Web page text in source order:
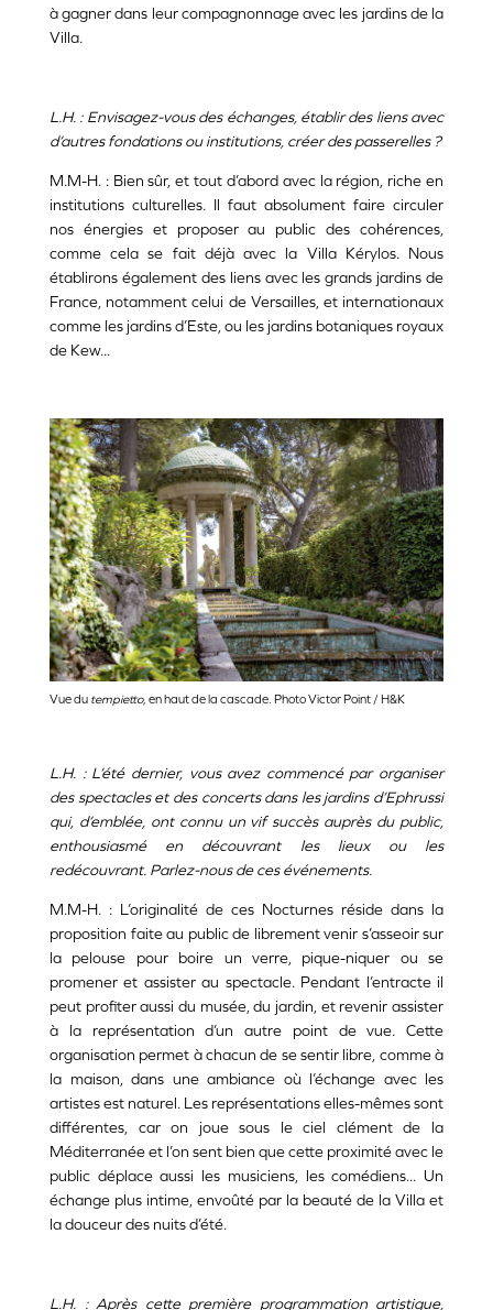
à gagner dans leur compagnonnage avec les jardins de la
Villa.
L.H. : Envisagez-vous des échanges, établir des liens avec
d’autres fondations ou institutions, créer des passerelles ?
M.M-H. : Bien sûr, et tout d’abord avec la région, riche en
institutions culturelles. Il faut absolument faire circuler
nos énergies et proposer au public des cohérences,
comme cela se fait déjà avec la Villa Kérylos. Nous
établirons également des liens avec les grands jardins de
France, notamment celui de Versailles, et internationaux
comme les jardins d’Este, ou les jardins botaniques royaux
de Kew...
Vue du tempietto, en haut de la cascade. Photo Victor Point / H&K
L.H. : L’été dernier, vous avez commencé par organiser
des spectacles et des concerts dans les jardins d’Ephrussi
qui, d’emblée, ont connu un vif succès auprès du public,
enthousiasmé en découvrant les lieux ou les
redécouvrant. Parlez-nous de ces événements.
M.M-H. : L’originalité de ces Nocturnes réside dans la
proposition faite au public de librement venir s’asseoir sur
la pelouse pour boire un verre, pique-niquer ou se
promener et assister au spectacle. Pendant l’entracte il
peut profiter aussi du musée, du jardin, et revenir assister
à la représentation d’un autre point de vue. Cette
organisation permet à chacun de se sentir libre, comme à
la maison, dans une ambiance où l’échange avec les
artistes est naturel. Les représentations elles-mêmes sont
différentes, car on joue sous le ciel clément de la
Méditerranée et l’on sent bien que cette proximité avec le
public déplace aussi les musiciens, les comédiens... Un
échange plus intime, envoûté par la beauté de la Villa et
la douceur des nuits d’été.
L.H. : Après cette première programmation artistique,